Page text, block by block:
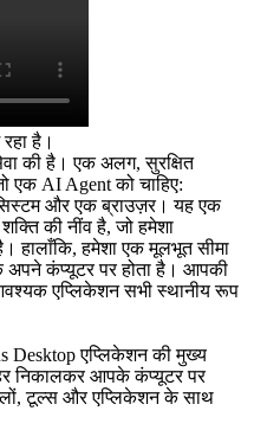
है।
की है। एक अलग, सुरक्षित
एक AI Agent को चाहिए:
और एक ब्राउज़र। यह एक
की नींव है, जो हमेशा
हालाँकि, हमेशा एक मूलभूत सीमा
कंप्यूटर पर होता है। आपकी
एप्लिकेशन सभी स्थानीय रूप
Desktop एप्लिकेशन की मुख्य
निकालकर आपके कंप्यूटर पर
टूल्स और एप्लिकेशन के साथ